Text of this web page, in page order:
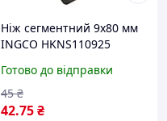
Ніж сегментний 9х80 мм
INGCO HKNS110925
Готово до відправки
42.75₴
45 ₴